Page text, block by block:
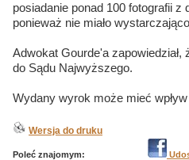
posiadanie ponad 100 fotografii
ponieważ nie miało
Adwokat Gourde'a
do Sądu Najwyższego.
Wydany wyrok może mieć
Wersja do druku
Poleć znajomym: